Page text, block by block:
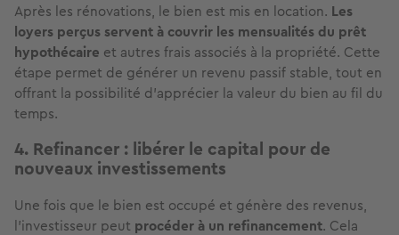
Après les rénovations, le bien est mis en location. Les
loyers perçus servent à couvrir les mensualités du prêt
hypothécaire et autres frais associés à la propriété. Cette
étape permet de générer un revenu passif stable, tout en
offrant la possibilité d'apprécier la valeur du bien au fil du
temps.
4. Refinancer : libérer le capital pour de
nouveaux investissements
Une fois que le bien est occupé et génère des revenus,
l'investisseur peut procéder à un refinancement. Cela